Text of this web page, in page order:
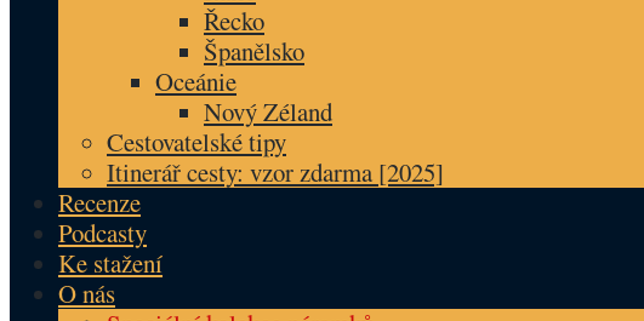
Řecko
Španělsko
Oceánie
Nový Zéland
Cestovatelské tipy
Itinerář cesty: vzor zdarma [2025]
Recenze
Podcasty
Ke stažení
O nás